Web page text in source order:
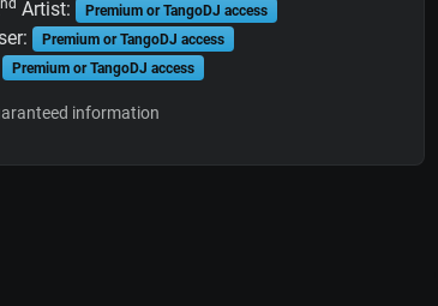
Artist: Premium or TangoDJ access
Premium or TangoDJ access
Premium or TangoDJ access
information